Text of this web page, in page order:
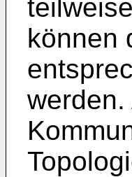
können